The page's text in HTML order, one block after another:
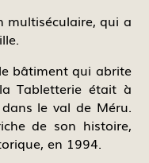
qui a
bâtiment qui abrite
Tabletterie était à
le val de Méru.
de son histoire,
en 1994.